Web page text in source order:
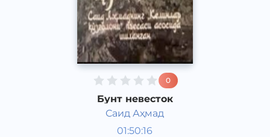
0
Бунт невесток
Саид Аҳмад
01:50:16
Радиоспектакли